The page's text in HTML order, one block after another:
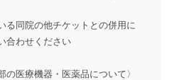
る同院の他チケットとの併用に
合わせください
の医療機器・医薬品について〉